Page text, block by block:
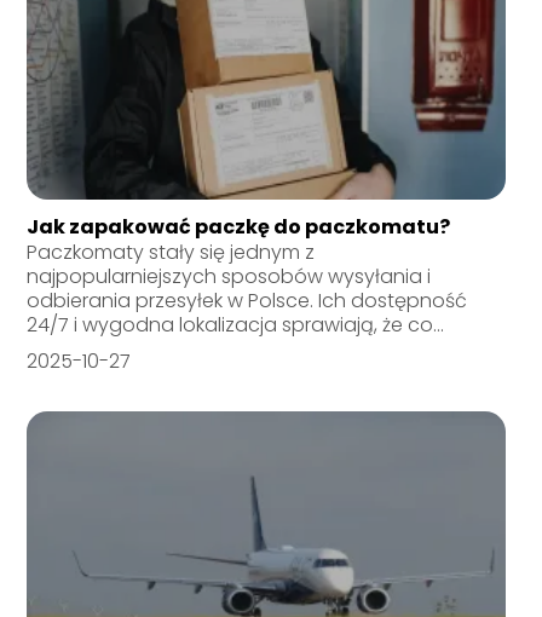
Jak zapakować paczkę do paczkomatu?
Paczkomaty stały się jednym z
najpopularniejszych sposobów wysyłania i
odbierania przesyłek w Polsce. Ich dostępność
24/7 i wygodna lokalizacja sprawiają, że co...
2025-10-27